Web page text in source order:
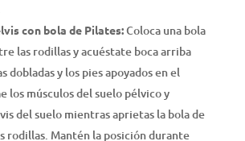
con bola de Pilates:Coloca una bola
las rodillas y acuéstate boca arriba
dobladas y los pies apoyados en el
los músculos del suelo pélvico y
del suelo mientras aprietas la bola de
rodillas. Mantén la posición durante